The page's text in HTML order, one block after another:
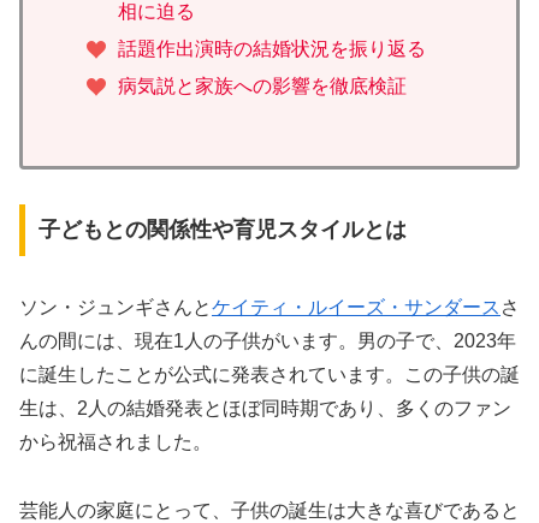
相に迫る
話題作出演時の結婚状況を振り返る
病気説と家族への影響を徹底検証
子どもとの関係性や育児スタイルとは
ソン・ジュンギさんとケイティ・ルイーズ・サンダース さ
んの間には、現在1人の子供がいます。男の子で、2023年
に誕生したことが公式に発表されています。この子供の誕
生は、2人の結婚発表とほぼ同時期であり、多くのファン
から祝福されました。
芸能人の家庭にとって、子供の誕生は大きな喜びであると